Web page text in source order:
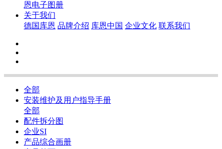
恩电子图册
关于我们
德国库恩 品牌介绍 库恩中国 企业文化 联系我们
全部
安装维护及用户指导手册
全部
配件拆分图
企业SI
产品综合画册